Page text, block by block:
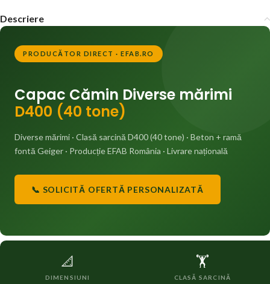
Descriere
PRODUCĂTOR DIRECT · EFAB.RO
Capac Cămin Diverse mărimi
D400 (40 tone)
Diverse mărimi · Clasă sarcină D400 (40 tone) · Beton + ramă
fontă Geiger · Producție EFAB România · Livrare națională
📞 SOLICITĂ OFERTĂ PERSONALIZATĂ
📐
DIMENSIUNI
🏋️
CLASĂ SARCINĂ